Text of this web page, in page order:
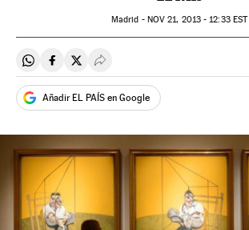
Madrid - NOV 21, 2013 - 12:33EST
Compartir en Whatsapp
Compartir en Facebook
Compartir en Twitter
Desplegar Redes Sociales
Añadir EL PAÍS en Google